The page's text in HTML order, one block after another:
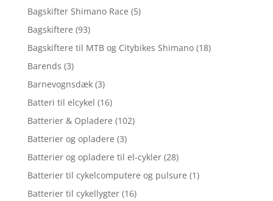
Bagskifter Shimano Race (5)
Bagskiftere (93)
Bagskiftere til MTB og Citybikes Shimano (18)
Barends (3)
Barnevognsdæk (3)
Batteri til elcykel (16)
Batterier & Opladere (102)
Batterier og opladere (3)
Batterier og opladere til el-cykler (28)
Batterier til cykelcomputere og pulsure (1)
Batterier til cykellygter (16)